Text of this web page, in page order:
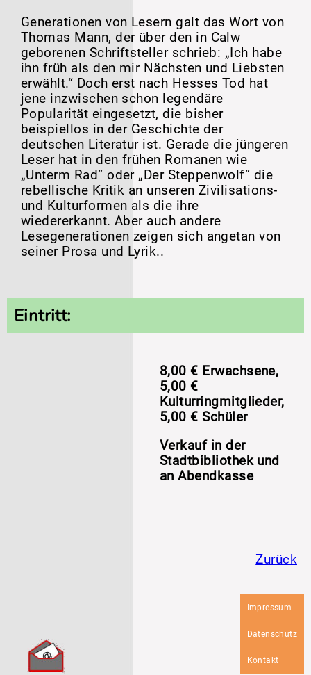
Generationen von Lesern galt das Wort von
Thomas Mann, der über den in Calw
geborenen Schriftsteller schrieb: „Ich habe
ihn früh als den mir Nächsten und Liebsten
erwählt.“ Doch erst nach Hesses Tod hat
jene inzwischen schon legendäre
Popularität eingesetzt, die bisher
beispiellos in der Geschichte der
deutschen Literatur ist. Gerade die jüngeren
Leser hat in den frühen Romanen wie
„Unterm Rad“ oder „Der Steppenwolf“ die
rebellische Kritik an unseren Zivilisations-
und Kulturformen als die ihre
wiedererkannt. Aber auch andere
Lesegenerationen zeigen sich angetan von
seiner Prosa und Lyrik..
Eintritt:
8,00 € Erwachsene,
5,00 €
Kulturringmitglieder,
5,00 € Schüler
Verkauf in der
Stadtbibliothek und
an Abendkasse
Zurück
Impressum
Datenschutz
Kontakt